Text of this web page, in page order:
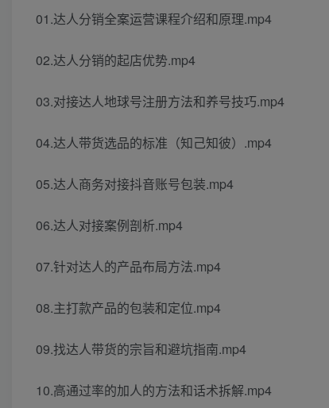
01.达人分销全案运营课程介绍和原理.mp4
02.达人分销的起店优势.mp4
03.对接达人地球号注册方法和养号技巧.mp4
04.达人带货选品的标准（知己知彼）.mp4
05.达人商务对接抖音账号包装.mp4
06.达人对接案例剖析.mp4
07.针对达人的产品布局方法.mp4
08.主打款产品的包装和定位.mp4
09.找达人带货的宗旨和避坑指南.mp4
10.高通过率的加人的方法和话术拆解.mp4